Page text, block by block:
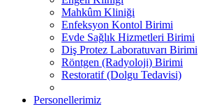
Mahkûm Kliniği
Enfeksyon Kontol Birimi
Evde Sağlık Hizmetleri Birimi
Diş Protez Laboratuvarı Birimi
Röntgen (Radyoloji) Birimi
Restoratif (Dolgu Tedavisi)
Personellerimiz